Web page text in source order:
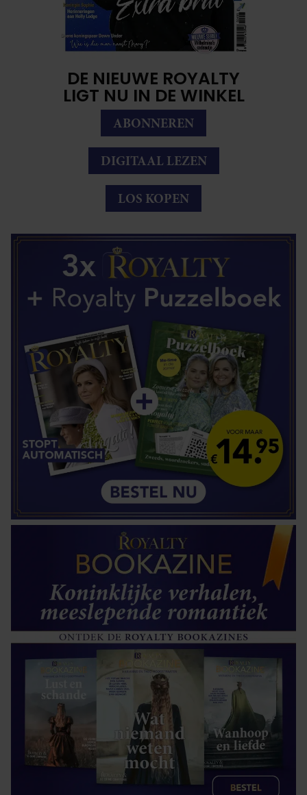
DE NIEUWE ROYALTY
LIGT NU IN DE WINKEL
ABONNEREN
DIGITAAL LEZEN
LOS KOPEN